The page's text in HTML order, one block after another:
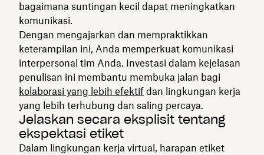
bagaimana suntingan kecil dapat meningkatkan
komunikasi.
Dengan mengajarkan dan mempraktikkan
keterampilan ini, Anda memperkuat komunikasi
interpersonal tim Anda. Investasi dalam kejelasan
penulisan ini membantu membuka jalan bagi
kolaborasi yang lebih efektif dan lingkungan kerja
yang lebih terhubung dan saling percaya.
Jelaskan secara eksplisit tentang
ekspektasi etiket
Dalam lingkungan kerja virtual, harapan etiket